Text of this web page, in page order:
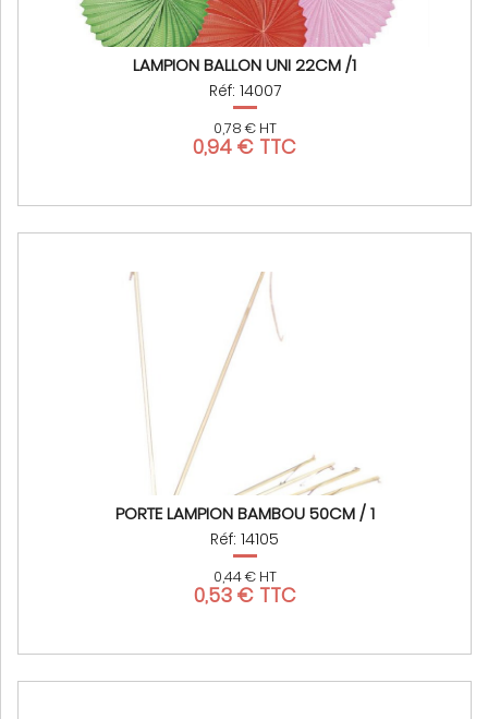
LAMPION BALLON UNI 22CM /1
Réf: 14007
0,78 € HT
0,94 € TTC
PORTE LAMPION BAMBOU 50CM / 1
Réf: 14105
0,44 € HT
0,53 € TTC